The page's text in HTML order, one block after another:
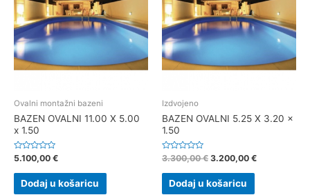
Ovalni montažni bazeni
BAZEN OVALNI 11.00 X 5.00
x 1.50
Ocjenjeno
od
5.100,00 €
Dodaj u košaricu
Izdvojeno
BAZEN OVALNI 5.25 X 3.20 x
1.50
Ocjenjeno
od
3.300,00€ 3.200,00 €
Dodaj u košaricu